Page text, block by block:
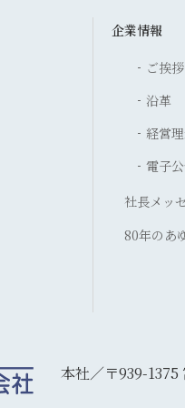
企業情報
ご挨拶
沿革
経営
電子
社長メッ
80年のあ
本社／〒939-